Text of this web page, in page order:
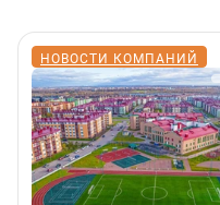
НОВОСТИ КОМПАНИЙ